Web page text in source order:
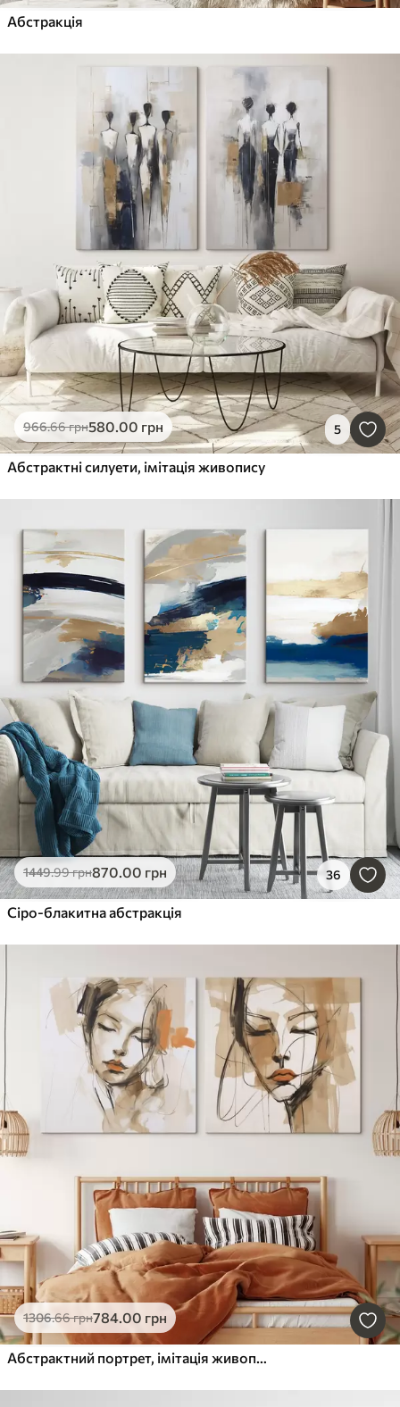
Абстракція
966.66грн580.00 грн 5
Абстрактні силуети, імітація живопису
1449.99грн870.00 грн 36
Сіро-блакитна абстракція
1306.66грн784.00 грн
Абстрактний портрет, імітація живопису